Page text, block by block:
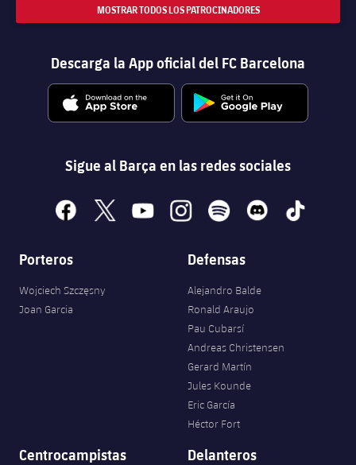
MOSTRAR TODOS LOS PATROCINADORES
Descarga la App oficial del FC Barcelona
Sigue al Barça en las redes sociales
facebook
x youtubeinstagramspotify discord tiktok
Porteros
Wojciech Szczęsny
Joan Garcia
Defensas
Alejandro Balde
Ronald Araujo
Pau Cubarsí
Andreas Christensen
Gerard Martín
Jules Kounde
Eric García
Héctor Fort
Centrocampistas Delanteros